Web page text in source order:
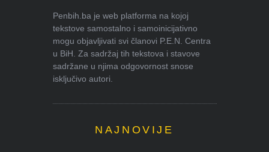
Penbih.ba je web platforma na kojoj
tekstove samostalno i samoinicijativno
mogu objavljivati svi članovi P.E.N. Centra
u BiH. Za sadržaj tih tekstova i stavove
sadržane u njima odgovornost snose
isključivo autori.
NAJNOVIJE